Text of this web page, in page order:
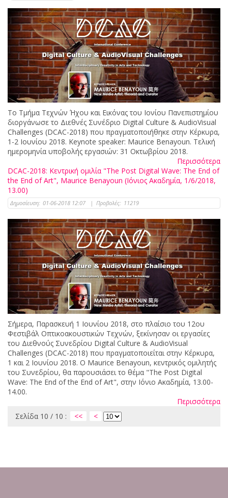
Το Τμήμα Τεχνών Ήχου και Εικόνας του Ιονίου Πανεπιστημίου
διοργάνωσε το Διεθνές Συνέδριο Digital Culture & AudioVisual
Challenges (DCAC-2018) που πραγματοποιήθηκε στην Κέρκυρα,
1-2 Ιουνίου 2018. Keynote speaker: Maurice Benayoun. Τελική
ημερομηνία υποβολής εργασιών: 31 Οκτωβρίου 2018.
Περισσότερα
DCAC-2018: Κεντρική ομιλία "The Post Digital Wave: The End of
the End of Art", Maurice Benayoun (Ιόνιος Ακαδημία, 1/6/2018,
13.00)
Δημοσίευση: 01-06-2018 12:07 | Προβολές: 11219
Σήμερα, Παρασκευή 1 Ιουνίου 2018, στο πλαίσιο του 12ου
Φεστιβάλ Οπτικοακουστικών Τεχνών, ξεκίνησαν οι εργασίες
του Διεθνούς Συνεδρίου Digital Culture & AudioVisual
Challenges (DCAC-2018) που πραγματοποιείται στην Κέρκυρα,
1 και 2 Ιουνίου 2018. Ο Maurice Benayoun, κεντρικός ομιλητής
του Συνεδρίου, θα παρουσιάσει το θέμα "The Post Digital
Wave: The End of the End of Art", στην Ιόνιο Ακαδημία, 13.00-
14.00.
Περισσότερα
Σελίδα 10 / 10 :
<< <